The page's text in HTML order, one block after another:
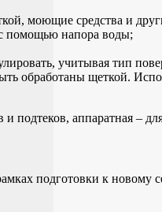
моющие средства и
с помощью напора воды;
учитывая тип
обработаны щеткой.
подтеков, аппаратная –
подготовки к новому